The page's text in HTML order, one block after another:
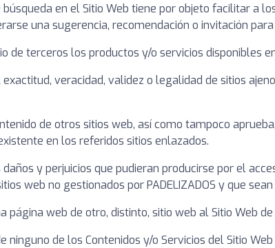
en el Sitio Web tiene por objeto facilitar a
una sugerencia, recomendación o invitación
de terceros los productos y/o servicios disponibles
veracidad, validez o legalidad de sitios
de otros sitios web, así como tampoco
en los referidos sitios enlazados.
y perjuicios que pudieran producirse por el
web no gestionados por PADELIZADOS y que
web de otro, distinto, sitio web al Sitio Web de
de los Contenidos y/o Servicios del Sitio